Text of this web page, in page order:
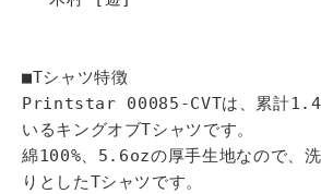
■Tシャツ特徴
Printstar 00085-CVTは、累計1.4
いるキングオブTシャツです。
綿100%、5.6ozの厚手生地なので、
りとしたTシャツです。